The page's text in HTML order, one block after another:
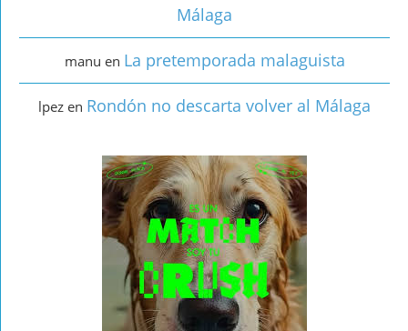
Málaga
manu en La pretemporada malaguista
lpez en Rondón no descarta volver al Málaga